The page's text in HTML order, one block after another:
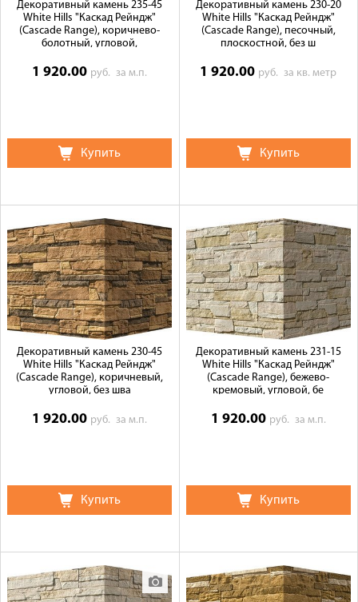
Декоративный камень 235-45
White Hills "Каскад Рейндж"
(Cascade Range), коричнево-
болотный, угловой,
1 920.00 руб.за м.п.
Купить
Декоративный камень 230-20
White Hills "Каскад Рейндж"
(Cascade Range), песочный,
плоскостной, без ш
1 920.00 руб.за кв. метр
Купить
Декоративный камень 230-45
White Hills "Каскад Рейндж"
(Cascade Range), коричневый,
угловой, без шва
1 920.00 руб.за м.п.
Купить
Декоративный камень 231-15
White Hills "Каскад Рейндж"
(Cascade Range), бежево-
кремовый, угловой, бе
1 920.00 руб. за м.п.
Купить